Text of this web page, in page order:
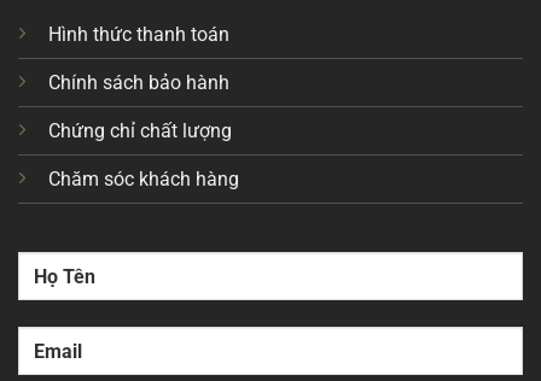
Hình thức thanh toán
Chính sách bảo hành
Chứng chỉ chất lượng
Chăm sóc khách hàng